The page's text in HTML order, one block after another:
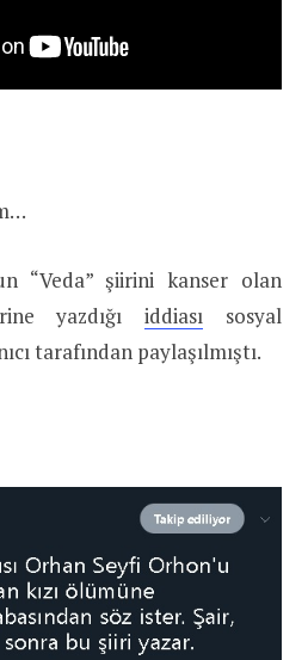
“Veda” şiirini kanser olan
yazdığıiddiası sosyal
tarafından paylaşılmıştı.